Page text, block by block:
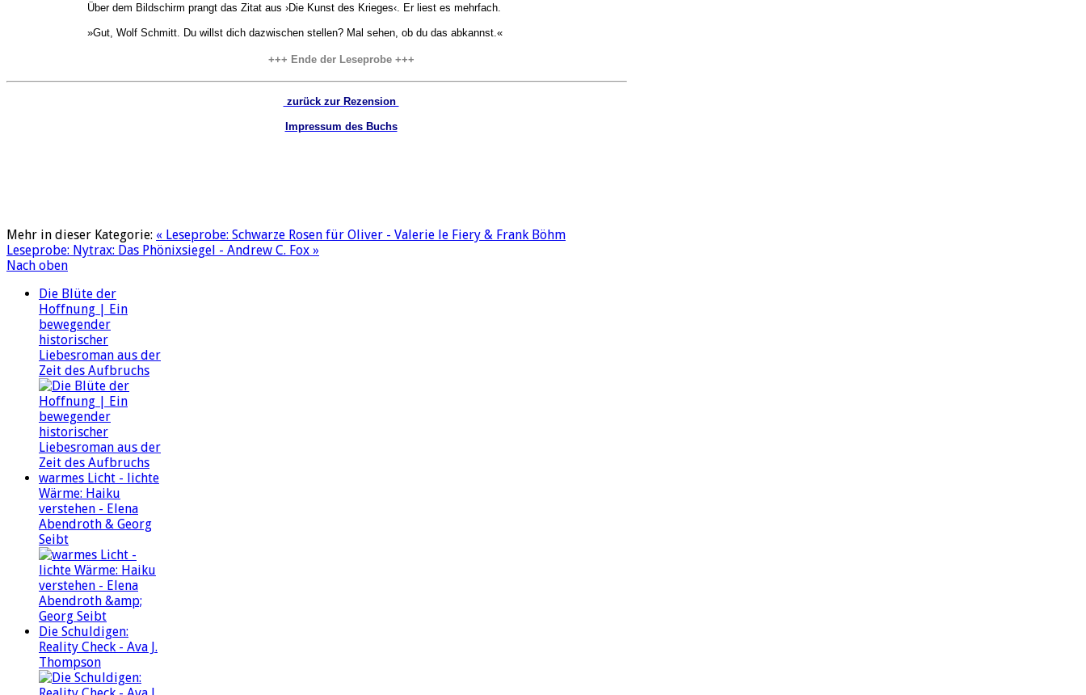
Über dem Bildschirm prangt das Zitat aus ›Die Kunst des Krieges‹. Er liest es mehrfach.
»Gut, Wolf Schmitt. Du willst dich dazwischen stellen? Mal sehen, ob du das abkannst.«
+++ Ende der Leseprobe +++
zurück zur Rezension
Impressum des Buchs
Mehr in dieser Kategorie: « Leseprobe: Schwarze Rosen für Oliver - Valerie le Fiery & Frank Böhm
Leseprobe: Nytrax: Das Phönixsiegel - Andrew C. Fox »
Nach oben
Die Blüte der
Hoffnung | Ein
bewegender
historischer
Liebesroman aus der
Zeit des Aufbruchs
warmes Licht - lichte
Wärme: Haiku
verstehen - Elena
Abendroth & Georg
Seibt
Die Schuldigen:
Reality Check - Ava J.
Thompson